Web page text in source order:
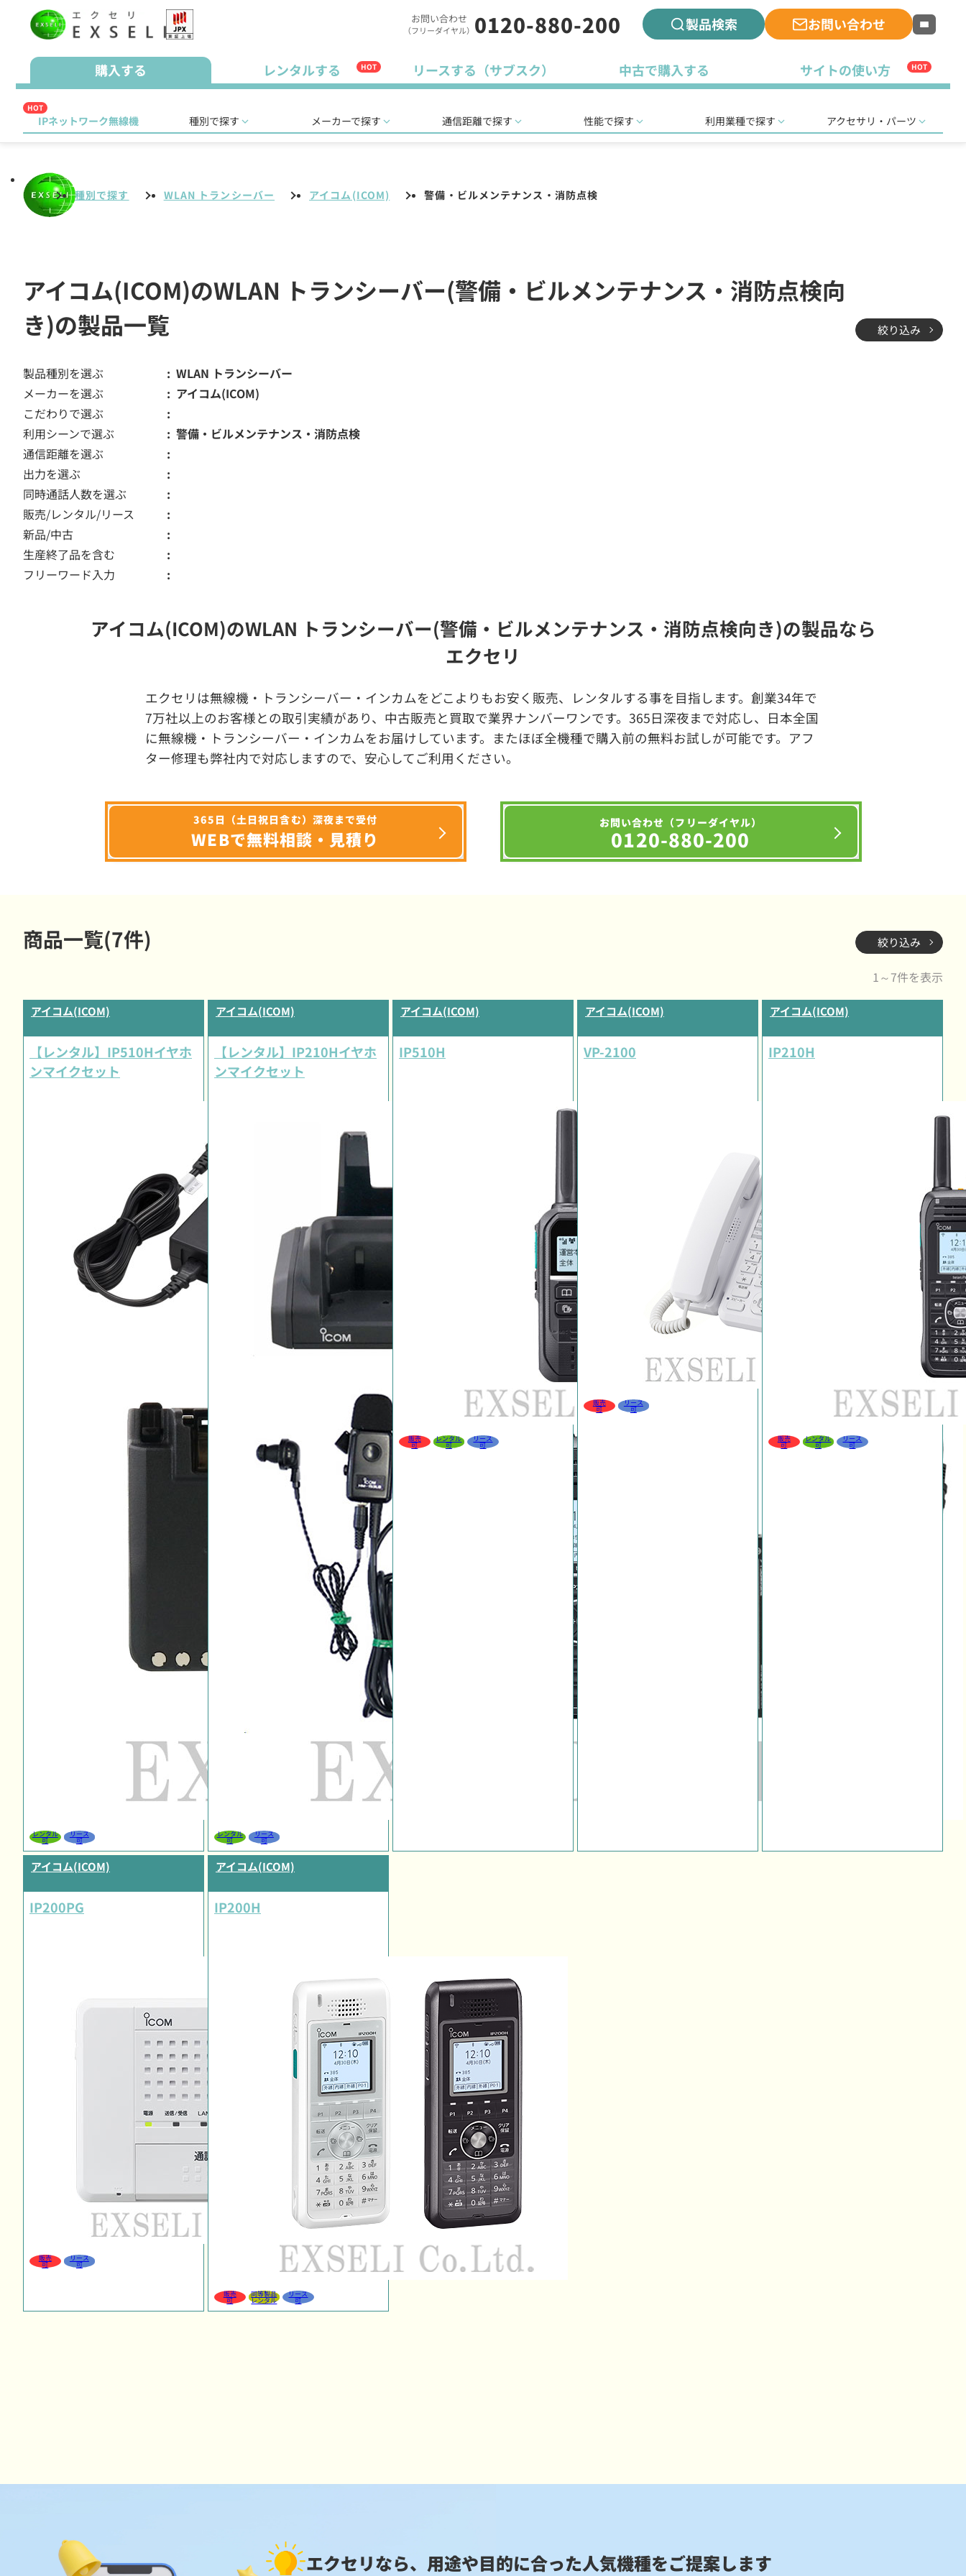
お問い合わせ
（フリーダイヤル） 0120-880-200 製品検索 お問い合わせ
購入する レンタルする HOT リースする（サブスク） 中古で購入する サイトの使い方 HOT
HOT
IPネットワーク無線機 種別で探す メーカーで探す 通信距離で探す 性能で探す 利用業種で探す アクセサリ・パーツ
種別で探す WLAN トランシーバー アイコム(ICOM) 警備・ビルメンテナンス・消防点検
アイコム(ICOM)のWLAN トランシーバー(警備・ビルメンテナンス・消防点検向
き)の製品一覧
絞り込み
製品種別を選ぶ
WLAN トランシーバー
メーカーを選ぶ
アイコム(ICOM)
こだわりで選ぶ
利用シーンで選ぶ
警備・ビルメンテナンス・消防点検
通信距離を選ぶ
出力を選ぶ
同時通話人数を選ぶ
販売/レンタル/リース
新品/中古
生産終了品を含む
フリーワード入力
アイコム(ICOM)のWLAN トランシーバー(警備・ビルメンテナンス・消防点検向き)の製品なら
エクセリ
エクセリは無線機・トランシーバー・インカムをどこよりもお安く販売、レンタルする事を目指します。創業34年で
7万社以上のお客様との取引実績があり、中古販売と買取で業界ナンバーワンです。365日深夜まで対応し、日本全国
に無線機・トランシーバー・インカムをお届けしています。またほぼ全機種で購入前の無料お試しが可能です。アフ
ター修理も弊社内で対応しますので、安心してご利用ください。
365日（土日祝日含む）深夜まで受付
WEBで無料相談・見積り
お問い合わせ（フリーダイヤル）
0120-880-200
商品一覧(7件) 絞り込み
1～7件を表示
アイコム(ICOM)
【レンタル】IP510Hイヤホ
ンマイクセット
レンタル
可
リース
可
アイコム(ICOM)
【レンタル】IP210Hイヤホ
ンマイクセット
レンタル
可
リース
可
アイコム(ICOM)
IP510H
販売
可
レンタル
可
リース
可
アイコム(ICOM)
VP-2100
販売
可
リース
可
アイコム(ICOM)
IP210H
販売
可
レンタル
可
リース
可
アイコム(ICOM)
IP200PG
販売
可
リース
可
アイコム(ICOM)
IP200H
販売
可
同等製品
レンタル
リース
可
エクセリなら、用途や目的に合った人気機種をご提案します